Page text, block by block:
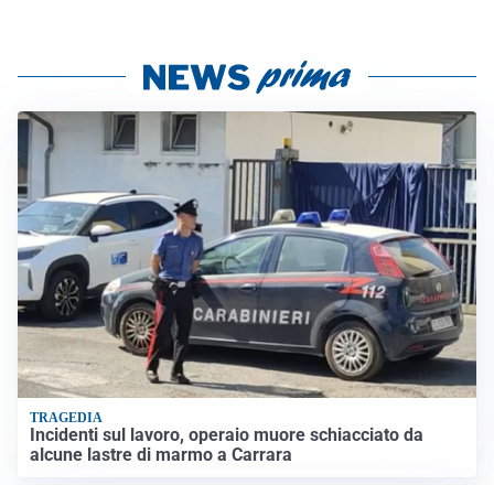
TRAGEDIA
Incidenti sul lavoro, operaio muore schiacciato da
alcune lastre di marmo a Carrara